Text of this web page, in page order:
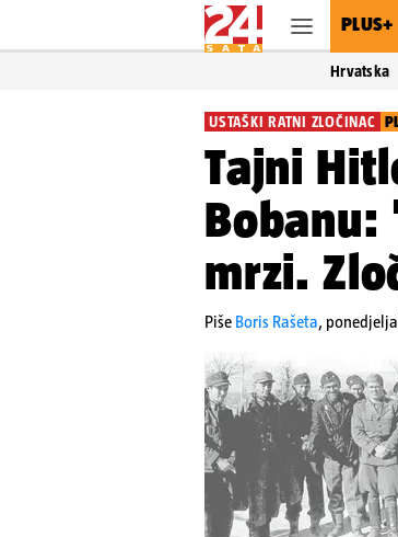
PLUS+
Hrvatska
USTAŠKI RATNI ZLOČINAC
Tajni
Bobanu:
mrzi.
Piše Boris Rašeta,